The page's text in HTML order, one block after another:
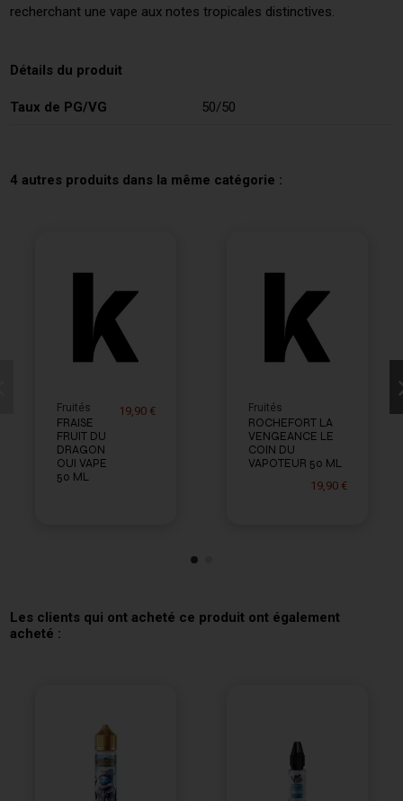
recherchant une vape aux notes tropicales distinctives.
Détails du produit
Taux de PG/VG 50/50
4 autres produits dans la même catégorie :
Fruités
FRAISE
FRUIT DU
DRAGON
OUI VAPE
50 ML
19,90 € Fruités
ROCHEFORT LA
VENGEANCE LE
COIN DU
VAPOTEUR 50 ML
19,90 €
Les clients qui ont acheté ce produit ont également
acheté :